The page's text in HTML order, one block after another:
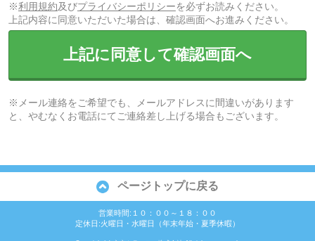
※利用規約及びプライバシーポリシーを必ずお読みください。
上記内容に同意いただいた場合は、確認画面へお進みください。
上記に同意して確認画面へ
※メール連絡をご希望でも、メールアドレスに間違いがあります
と、やむなくお電話にてご連絡差し上げる場合もございます。
ページトップに戻る
営業時間:１０：００～１８：００
定休日:火曜日・水曜日（年末年始・夏季休暇）